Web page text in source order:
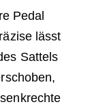
Pedal
lässt
Sattels